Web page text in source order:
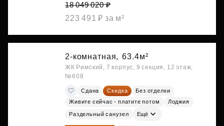
18 049 020 ₽
223 491 ₽ за м²
2-комнатная, 63.4м²
ЖК Римский, 7 корпус, 9 секция, 12 этаж,
№608
Сдана Скидка
Без отделки
Живите сейчас - платите потом
Лоджия
Раздельный санузел Ещё